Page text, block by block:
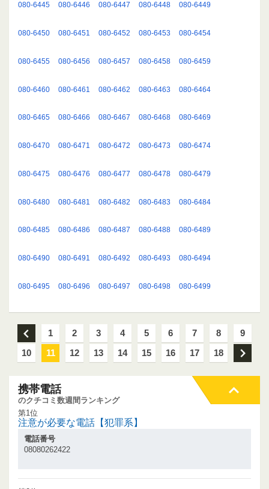
080-6445 080-6446 080-6447 080-6448 080-6449
080-6450 080-6451 080-6452 080-6453 080-6454
080-6455 080-6456 080-6457 080-6458 080-6459
080-6460 080-6461 080-6462 080-6463 080-6464
080-6465 080-6466 080-6467 080-6468 080-6469
080-6470 080-6471 080-6472 080-6473 080-6474
080-6475 080-6476 080-6477 080-6478 080-6479
080-6480 080-6481 080-6482 080-6483 080-6484
080-6485 080-6486 080-6487 080-6488 080-6489
080-6490 080-6491 080-6492 080-6493 080-6494
080-6495 080-6496 080-6497 080-6498 080-6499
前 1 2 3 4 5 6 7 8
9
10
11 12 13 14 15 16 17 18 次
携帯電話
のクチコミ数週間ランキング
第1位
注意が必要な電話【犯罪系】
電話番号
08080262422